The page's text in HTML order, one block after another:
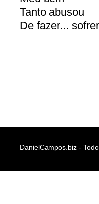
Tanto abusou
De fazer...
DanielCampos.biz -